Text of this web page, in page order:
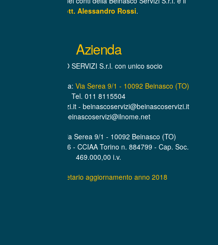
Dott. Alessandro Rossi.
Azienda
BEINASCO SERVIZI S.r.l. con unico socio
Sede Amministrativa: Via Serea 9/1 - 10092 Beinasco (TO)
Tel. 011 8115504
www.beinascoservizi.it - beinascoservizi@beinascoservizi.it
PEC. beinascoservizi@ilnome.net
Sede Legale Via Serea 9/1 - 10092 Beinasco (TO)
P.IVA. 07319600016 - CCIAA Torino n. 884799 - Cap. Soc.
469.000,00 i.v.
Statuto societario aggiornamento anno 2018